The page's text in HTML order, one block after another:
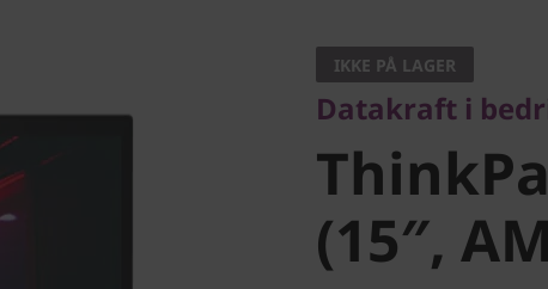
(15″,
IKKE PÅ LAGER
Datakraft i
(15″,